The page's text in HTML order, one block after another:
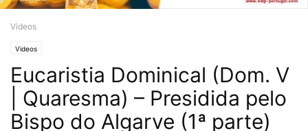
Videos
Videos
Eucaristia Dominical (Dom. V
| Quaresma) – Presidida pelo
Bispo do Algarve (1ª parte)